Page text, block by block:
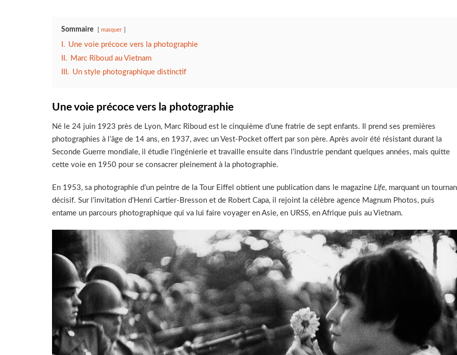
Sommaire masquer
I. Une voie précoce vers la photographie
II. Marc Riboud au Vietnam
III. Un style photographique distinctif
Une voie précoce vers la photographie
Né le 24 juin 1923 près de Lyon, Marc Riboud est le cinquième d’une fratrie de sept enfants. Il prend ses premières
photographies à l’âge de 14 ans, en 1937, avec un Vest-Pocket offert par son père. Après avoir été résistant durant la
Seconde Guerre mondiale, il étudie l’ingénierie et travaille ensuite dans l’industrie pendant quelques années, mais quitte
cette voie en 1950 pour se consacrer pleinement à la photographie.
En 1953, sa photographie d’un peintre de la Tour Eiffel obtient une publication dans le magazine Life, marquant un
décisif. Sur l’invitation d’Henri Cartier-Bresson et de Robert Capa, il rejoint la célèbre agence Magnum Photos, puis
entame un parcours photographique qui va lui faire voyager en Asie, en URSS, en Afrique puis au Vietnam.